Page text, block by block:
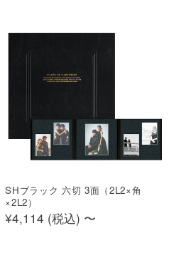
SHブラック 六切 3面（2L2×角
×2L2）
¥4,114 (税込) 〜